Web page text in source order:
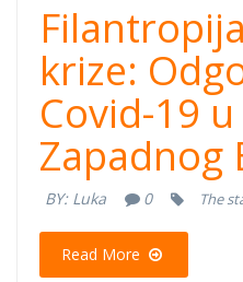
krize:
Covid-19
Zapadnog
BY: Luka 0 The
Read More